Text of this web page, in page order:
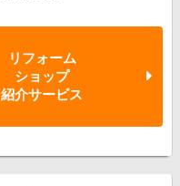
リフォーム
ショップ
紹介サービス